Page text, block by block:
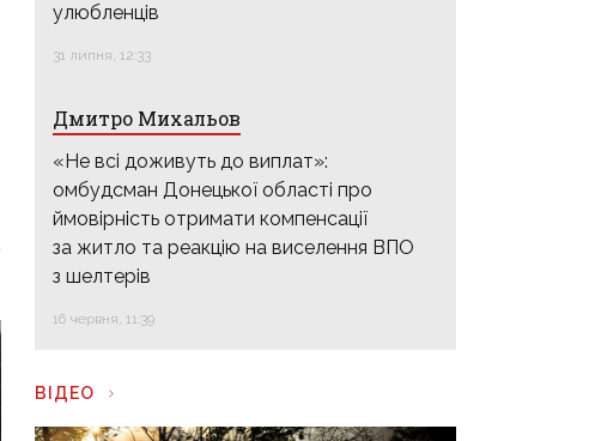
улюбленців
31 липня, 12:33
Дмитро Михальов
«Не всі доживуть до виплат»:
омбудсман Донецької області про
ймовірність отримати компенсації
за житло та реакцію на виселення ВПО
з шелтерів
16 червня, 11:39
ВІДЕО